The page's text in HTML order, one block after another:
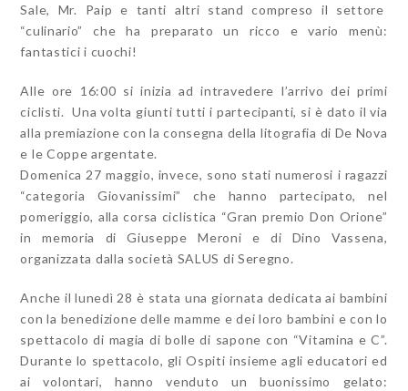
Sale, Mr. Paip e tanti altri stand compreso il settore
“culinario” che ha preparato un ricco e vario menù:
fantastici i cuochi!
Alle ore 16:00 si inizia ad intravedere l’arrivo dei primi
ciclisti. Una volta giunti tutti i partecipanti, si è dato il via
alla premiazione con la consegna della litografia di De Nova
e le Coppe argentate.
Domenica 27 maggio, invece, sono stati numerosi i ragazzi
“categoria Giovanissimi” che hanno partecipato, nel
pomeriggio, alla corsa ciclistica “Gran premio Don Orione”
in memoria di Giuseppe Meroni e di Dino Vassena,
organizzata dalla società SALUS di Seregno.
Anche il lunedì 28 è stata una giornata dedicata ai bambini
con la benedizione delle mamme e dei loro bambini e con lo
spettacolo di magia di bolle di sapone con “Vitamina e C”.
Durante lo spettacolo, gli Ospiti insieme agli educatori ed
ai volontari, hanno venduto un buonissimo gelato: